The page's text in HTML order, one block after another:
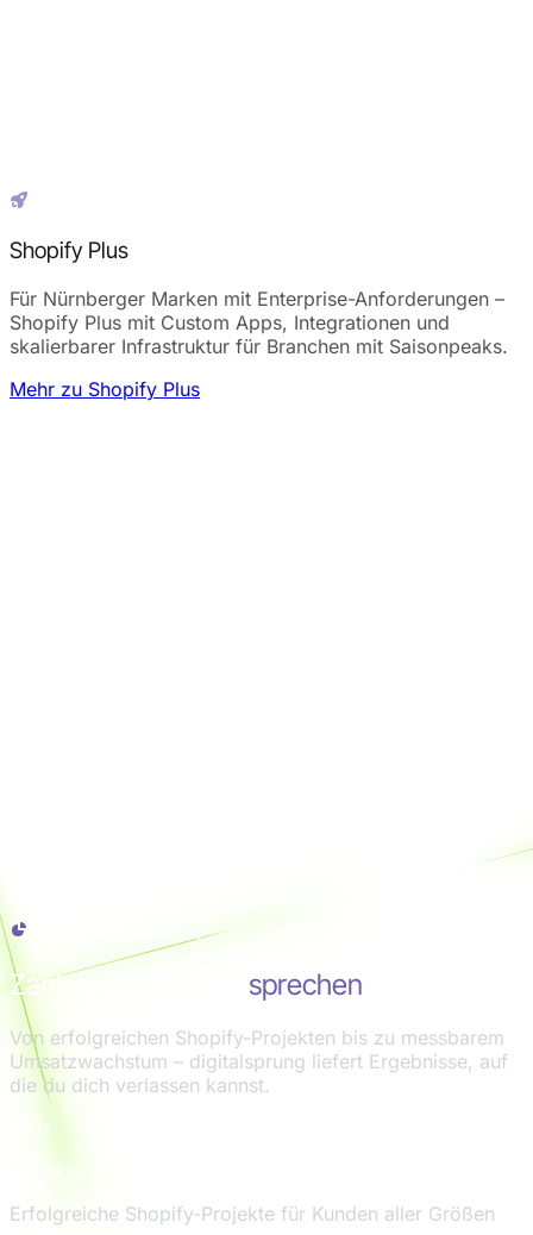
Shopify Plus
Für Nürnberger Marken mit Enterprise-Anforderungen –
Shopify Plus mit Custom Apps, Integrationen und
skalierbarer Infrastruktur für Branchen mit Saisonpeaks.
Mehr zu Shopify Plus
Unsere Ergebnisse
Zahlen, die für sich sprechen
Von erfolgreichen Shopify-Projekten bis zu messbarem
Umsatzwachstum – digitalsprung liefert Ergebnisse, auf
die du dich verlassen kannst.
100+
Projekte umgesetzt
Erfolgreiche Shopify-Projekte für Kunden aller Größen